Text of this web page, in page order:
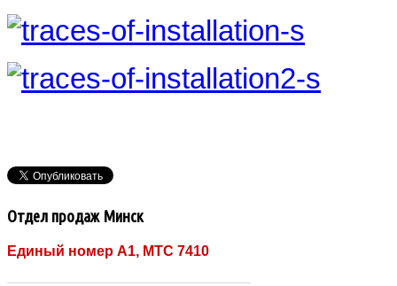
Отдел продаж Минск
Единый номер A1, МТС 7410